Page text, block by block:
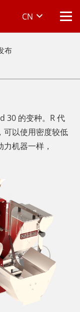
CN
布
30 的变种。R 代
可以使用密度较低
机器一样，